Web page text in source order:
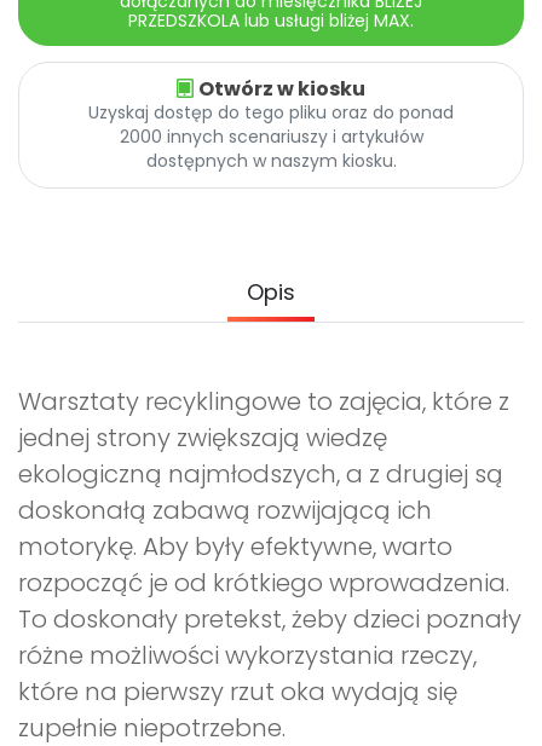
Archiwalne numery
Pomoc
PRZEDSZKOLA lub usługi bliżej MAX.
Otwórz w kiosku
Uzyskaj dostęp do tego pliku oraz do ponad
2000 innych scenariuszy i artykułów
dostępnych w naszym kiosku.
Opis
Warsztaty recyklingowe to zajęcia, które z
jednej strony zwiększają wiedzę
ekologiczną najmłodszych, a z drugiej są
doskonałą zabawą rozwijającą ich
motorykę. Aby były efektywne, warto
rozpocząć je od krótkiego wprowadzenia.
To doskonały pretekst, żeby dzieci poznały
różne możliwości wykorzystania rzeczy,
które na pierwszy rzut oka wydają się
zupełnie niepotrzebne.